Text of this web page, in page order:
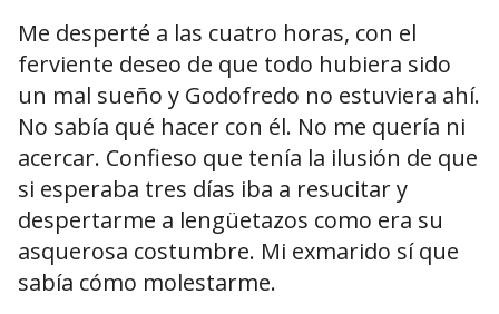
Me desperté a las cuatro horas, con el
ferviente deseo de que todo hubiera sido
un mal sueño y Godofredo no estuviera ahí.
No sabía qué hacer con él. No me quería ni
acercar. Confieso que tenía la ilusión de que
si esperaba tres días iba a resucitar y
despertarme a lengüetazos como era su
asquerosa costumbre. Mi exmarido sí que
sabía cómo molestarme.